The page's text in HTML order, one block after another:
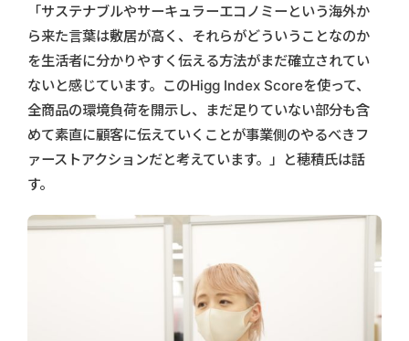
「サステナブルやサーキュラーエコノミーという海外か
ら来た言葉は敷居が高く、それらがどういうことなのか
を生活者に分かりやすく伝える方法がまだ確立されてい
ないと感じています。このHigg Index Scoreを使って、
全商品の環境負荷を開示し、まだ足りていない部分も含
めて素直に顧客に伝えていくことが事業側のやるべきフ
ァーストアクションだと考えています。」と穂積氏は話
す。